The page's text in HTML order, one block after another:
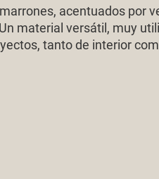
acentuados por
material versátil, muy
tanto de interior